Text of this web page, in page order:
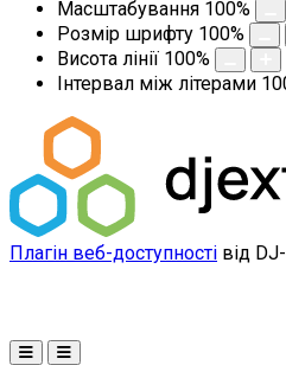
Масштабування 100%
Розмір шрифту 100%
Висота лінії 100%
Інтервал між літерами
Плагін веб-доступності від